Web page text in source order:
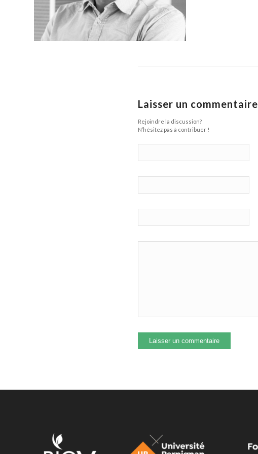
Laisser un commentaire
Rejoindre la discussion?
N’hésitez pas à contribuer !